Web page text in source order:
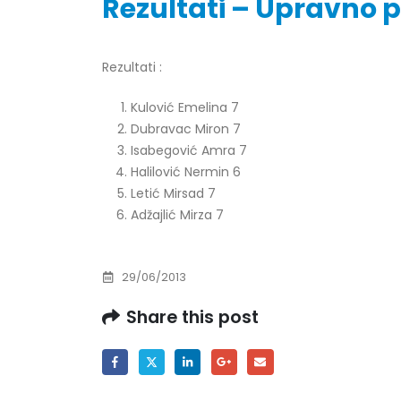
Rezultati – Upravno
Rezultati :
Kulović Emelina 7
Dubravac Miron 7
Isabegović Amra 7
Halilović Nermin 6
Letić Mirsad 7
Adžajlić Mirza 7
29/06/2013
Share this post
godine
30/07/2026
Obavještenje za javnost 30.07.2026.
godine
30/07/2026
ispita
ispita
29/07/2026